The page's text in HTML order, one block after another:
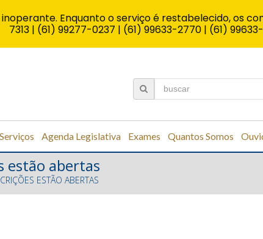
Agenda Legislativa Exames Quantos Somos
estão abertas
ESTÃO ABERTAS
Enquanto o serviço é restabelecido, os
7313 | (61) 99277-0237 | (61) 99633-2770 | (61)